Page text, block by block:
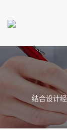
结合设计